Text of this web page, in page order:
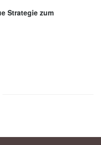
Strategie zum